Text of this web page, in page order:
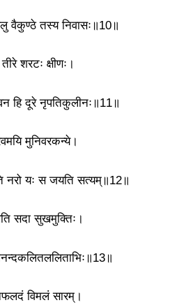
वैकुण्ठे तस्य निवासः॥10॥
शरटः क्षीणः।
हि दूरे नृपतिकुलीनः॥11॥
मुनिवरकन्ये।
नरो यः स जयति सत्यम्॥12॥
सदा सुखमुक्तिः।
विमलं सारम्।